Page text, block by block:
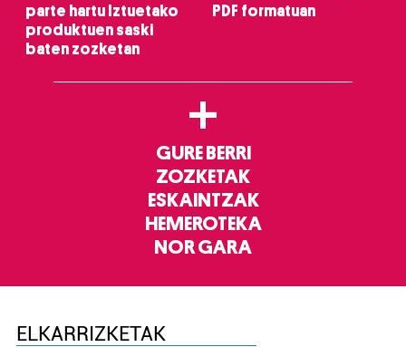
parte hartu Iztuetako
produktuen saski
baten zozketan
PDF formatuan
+
GURE BERRI
ZOZKETAK
ESKAINTZAK
HEMEROTEKA
NOR GARA
ELKARRIZKETAK